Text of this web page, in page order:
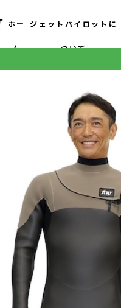
ホー
ム
ジェットパイロットに
ついて